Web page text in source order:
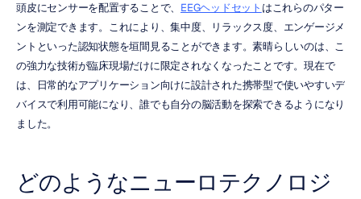
頭皮にセンサーを配置することで、 EEGヘッドセット はこれらのパター
ンを測定できます。これにより、集中度、リラックス度、エンゲージメ
ントといった認知状態を垣間見ることができます。素晴らしいのは、こ
の強力な技術が臨床現場だけに限定されなくなったことです。現在で
は、日常的なアプリケーション向けに設計された携帯型で使いやすいデ
バイスで利用可能になり、誰でも自分の脳活動を探索できるようになり
ました。
どのようなニューロテクノロジ